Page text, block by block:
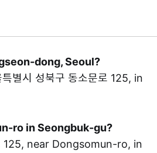
dong, Seoul?
별시 성북구 동소문로 125, in
ro in Seongbuk-gu?
125, near Dongsomun-ro, in